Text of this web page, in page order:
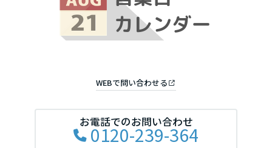
WEBで問い合わせる
お電話でのお問い合わせ
0120-239-364